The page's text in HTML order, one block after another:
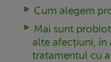
Cum alegem
Mai sunt
alte afecțiuni, în
tratamentul cu